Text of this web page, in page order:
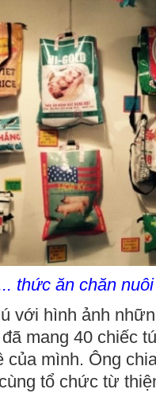
thức ăn chăn
với hình ảnh
mang 40 chiếc
mình. Ông
tổ chức từ